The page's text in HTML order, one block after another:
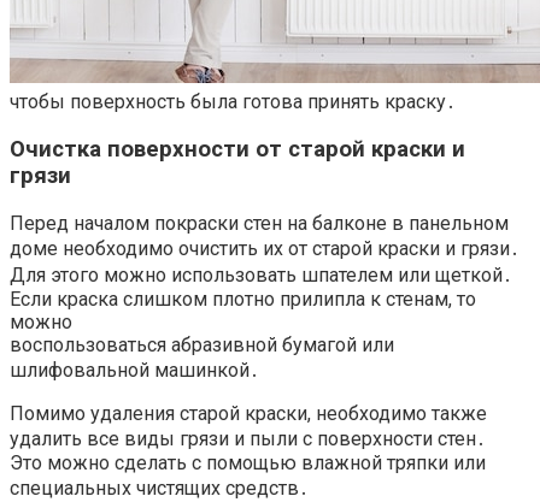
чтобы поверхность была готова принять краску․
Очистка поверхности от старой краски и
грязи
Перед началом покраски стен на балконе в панельном
доме необходимо очистить их от старой краски и грязи․
Для этого можно использовать шпателем или щеткой․
Если краска слишком плотно прилипла к стенам, то
можно
воспользоваться абразивной бумагой или
шлифовальной машинкой․
Помимо удаления старой краски, необходимо также
удалить все виды грязи и пыли с поверхности стен․
Это можно сделать с помощью влажной тряпки или
специальных чистящих средств․